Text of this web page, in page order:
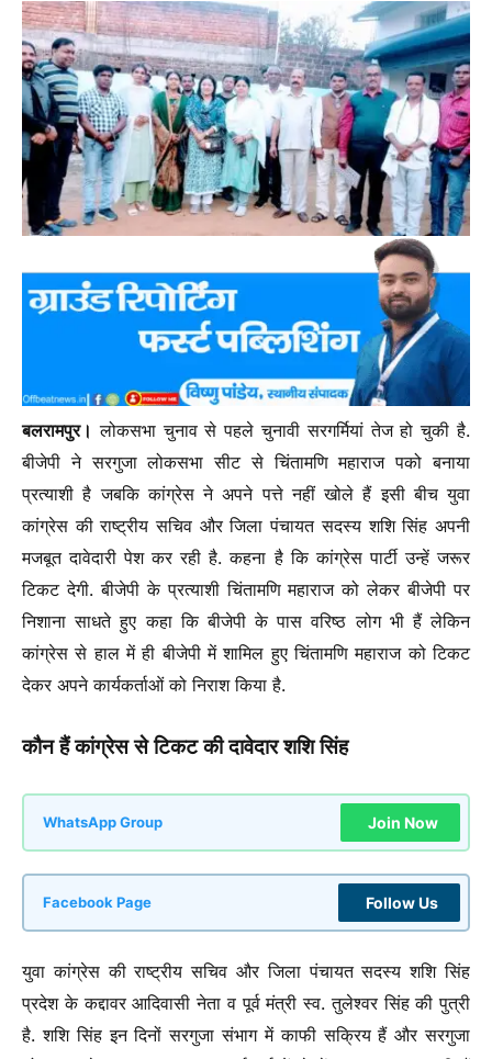
बलरामपुर। लोकसभा चुनाव से पहले चुनावी सरगर्मियां तेज हो चुकी है.
बीजेपी ने सरगुजा लोकसभा सीट से चिंतामणि महाराज पको बनाया
प्रत्याशी है जबकि कांग्रेस ने अपने पत्ते नहीं खोले हैं इसी बीच युवा
कांग्रेस की राष्ट्रीय सचिव और जिला पंचायत सदस्य शशि सिंह अपनी
मजबूत दावेदारी पेश कर रही है. कहना है कि कांग्रेस पार्टी उन्हें जरूर
टिकट देगी. बीजेपी के प्रत्याशी चिंतामणि महाराज को लेकर बीजेपी पर
निशाना साधते हुए कहा कि बीजेपी के पास वरिष्ठ लोग भी हैं लेकिन
कांग्रेस से हाल में ही बीजेपी में शामिल हुए चिंतामणि महाराज को टिकट
देकर अपने कार्यकर्ताओं को निराश किया है.
कौन हैं कांग्रेस से टिकट की दावेदार शशि सिंह
WhatsApp Group Join Now
Facebook Page Follow Us
युवा कांग्रेस की राष्ट्रीय सचिव और जिला पंचायत सदस्य शशि सिंह
प्रदेश के कद्दावर आदिवासी नेता व पूर्व मंत्री स्व. तुलेश्वर सिंह की पुत्री
है. शशि सिंह इन दिनों सरगुजा संभाग में काफी सक्रिय हैं और सरगुजा